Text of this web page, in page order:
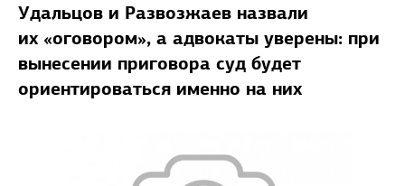
Удальцов и Развозжаев назвали
их «оговором», а адвокаты уверены: при
вынесении приговора суд будет
ориентироваться именно на них